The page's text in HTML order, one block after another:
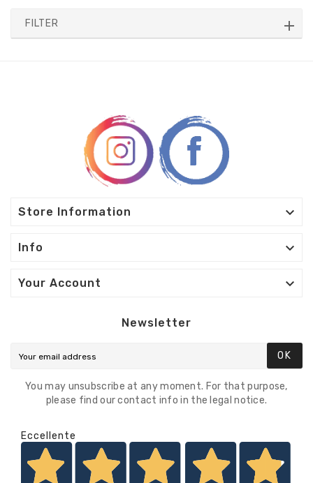
FILTER
Store Information 
Info 
Your Account 
Newsletter
OK
You may unsubscribe at any moment. For that purpose,
please find our contact info in the legal notice.
Eccellente